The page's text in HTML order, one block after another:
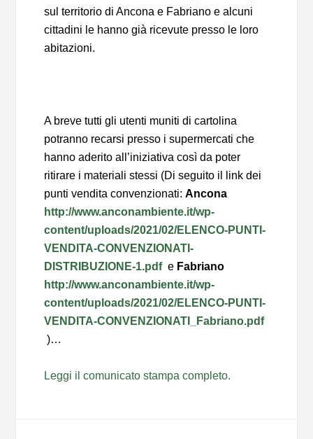
sul territorio di Ancona e Fabriano e alcuni
cittadini le hanno già ricevute presso le loro
abitazioni.
A breve tutti gli utenti muniti di cartolina
potranno recarsi presso i supermercati che
hanno aderito all’iniziativa così da poter
ritirare i materiali stessi (Di seguito il link dei
punti vendita convenzionati:Ancona
http://www.anconambiente.it/wp-
content/uploads/2021/02/ELENCO-PUNTI-
VENDITA-CONVENZIONATI-
DISTRIBUZIONE-1.pdfe Fabriano
http://www.anconambiente.it/wp-
content/uploads/2021/02/ELENCO-PUNTI-
VENDITA-CONVENZIONATI_Fabriano.pdf
)…
Leggi il comunicato stampa completo.